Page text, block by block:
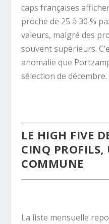
caps françaises
proche de 25 à 30 %
valeurs, malgré des
souvent supérieurs.
anomalie que
sélection de décembre.
LE HIGH FIVE
CINQ PROFILS,
COMMUNE
La liste mensuelle